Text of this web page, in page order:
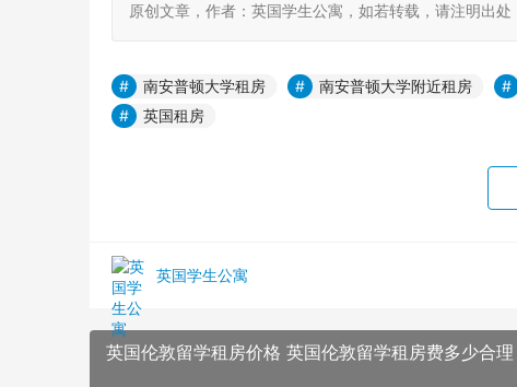
原创文章，作者：英国学生公寓，如若转载，请注明出
南安普顿大学租房 南安普顿大学附近租房
英国租房
英国学生公寓
英国伦敦留学租房价格 英国伦敦留学租房费多少合理